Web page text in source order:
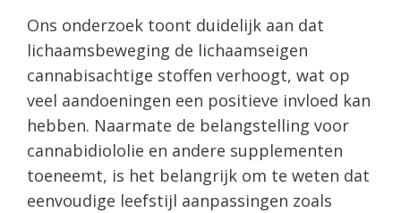
Ons onderzoek toont duidelijk aan dat
lichaamsbeweging de lichaamseigen
cannabisachtige stoffen verhoogt, wat op
veel aandoeningen een positieve invloed kan
hebben. Naarmate de belangstelling voor
cannabidiololie en andere supplementen
toeneemt, is het belangrijk om te weten dat
eenvoudige leefstijl aanpassingen zoals